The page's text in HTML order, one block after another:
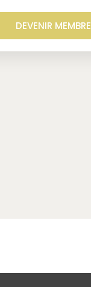
DEVENIR MEMBRE